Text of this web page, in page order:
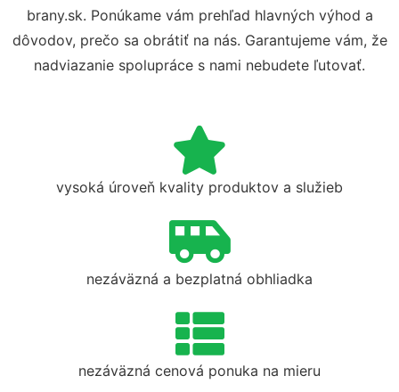
brany.sk. Ponúkame vám prehľad hlavných výhod a
dôvodov, prečo sa obrátiť na nás. Garantujeme vám, že
nadviazanie spolupráce s nami nebudete ľutovať.
vysoká úroveň kvality produktov a služieb
nezáväzná a bezplatná obhliadka
nezáväzná cenová ponuka na mieru